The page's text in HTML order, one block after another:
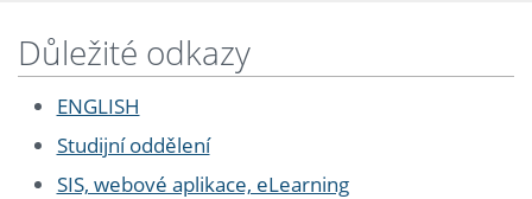
Důležité odkazy
ENGLISH
Studijní oddělení
SIS, webové aplikace, eLearning